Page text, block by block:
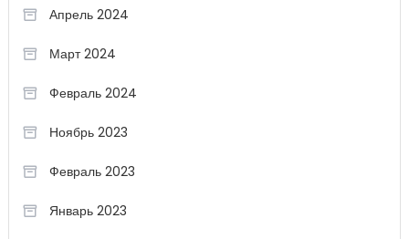
Апрель 2024
Март 2024
Февраль 2024
Ноябрь 2023
Февраль 2023
Январь 2023